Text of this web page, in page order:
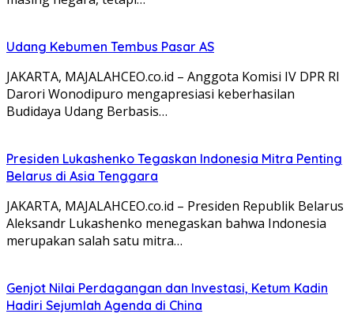
Udang Kebumen Tembus Pasar AS
JAKARTA, MAJALAHCEO.co.id – Anggota Komisi IV DPR RI
Darori Wonodipuro mengapresiasi keberhasilan
Budidaya Udang Berbasis…
Presiden Lukashenko Tegaskan Indonesia Mitra Penting
Belarus di Asia Tenggara
JAKARTA, MAJALAHCEO.co.id – Presiden Republik Belarus
Aleksandr Lukashenko menegaskan bahwa Indonesia
merupakan salah satu mitra…
Genjot Nilai Perdagangan dan Investasi, Ketum Kadin
Hadiri Sejumlah Agenda di China